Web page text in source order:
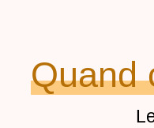
Quand